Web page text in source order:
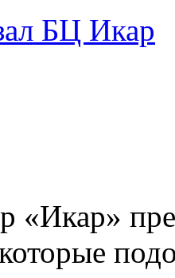
БЦ Икар
«Икар»